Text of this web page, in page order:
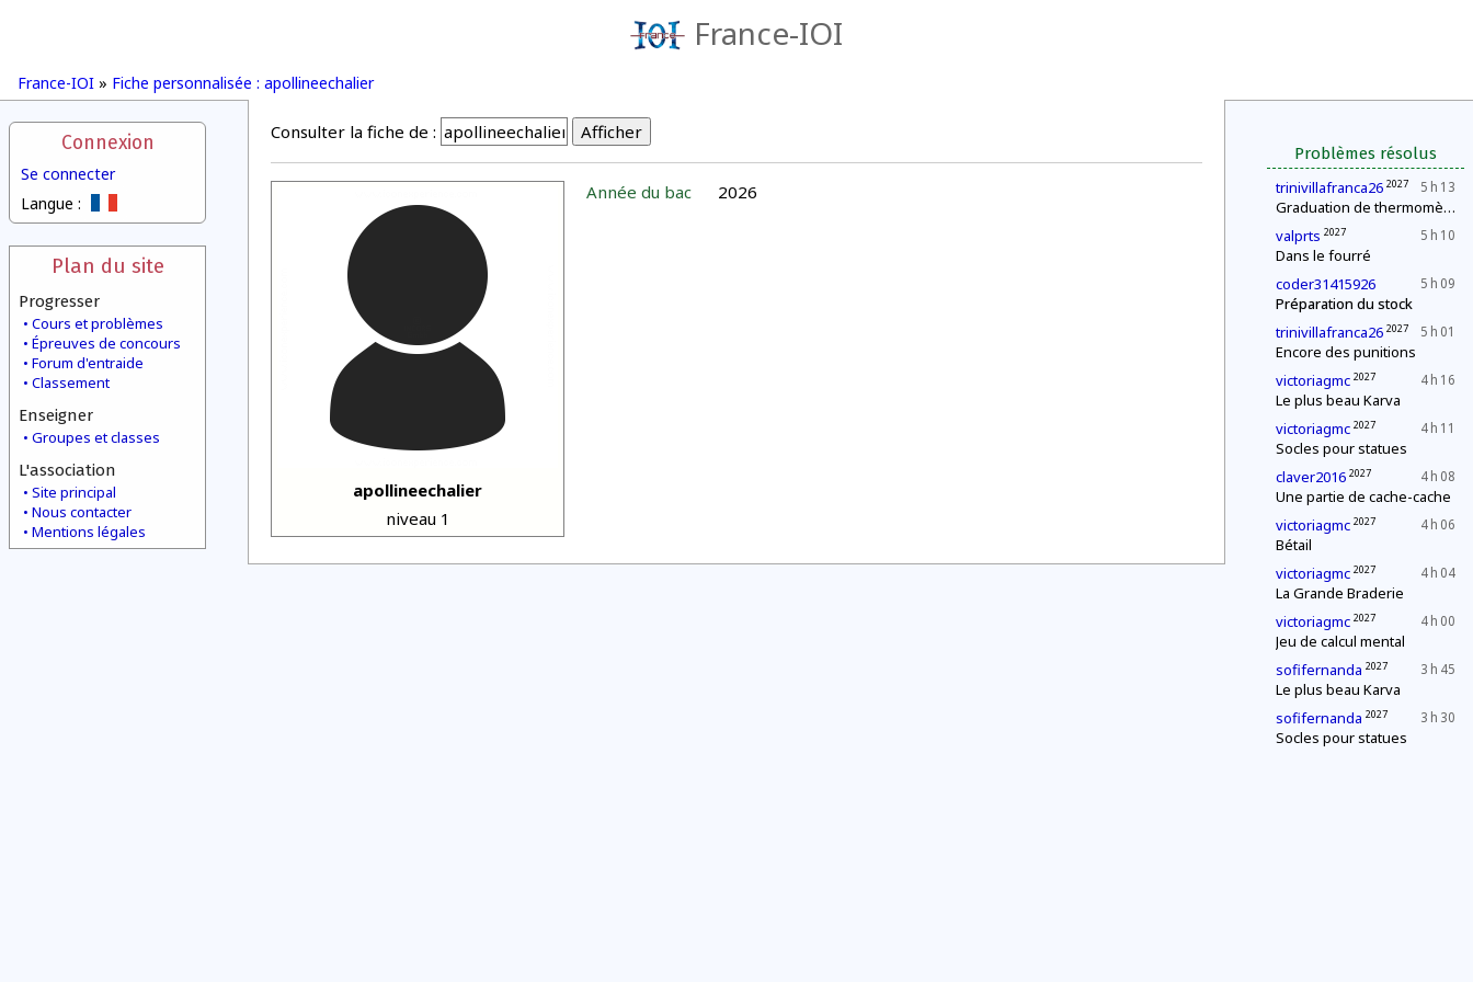
France-IOI
France-IOI » Fiche personnalisée : apollineechalier
Connexion
Se connecter
Langue :
Plan du site
Progresser
Cours et problèmes
Épreuves de concours
Forum d'entraide
Classement
Enseigner
Groupes et classes
L'association
Site principal
Nous contacter
Mentions légales
Problèmes résolus
5 h 13
trinivillafranca26 2027
Graduation de thermomètres
5 h 10
valprts 2027
Dans le fourré
5 h 09
coder31415926
Préparation du stock
5 h 01
trinivillafranca26 2027
Encore des punitions
4 h 16
victoriagmc 2027
Le plus beau Karva
4 h 11
victoriagmc 2027
Socles pour statues
4 h 08
claver2016 2027
Une partie de cache-cache
4 h 06
victoriagmc 2027
Bétail
4 h 04
victoriagmc 2027
La Grande Braderie
4 h 00
victoriagmc 2027
Jeu de calcul mental
3 h 45
sofifernanda 2027
Le plus beau Karva
3 h 30
sofifernanda 2027
Socles pour statues
Consulter la fiche de :
apollineechalier
niveau 1
Année du bac 2026